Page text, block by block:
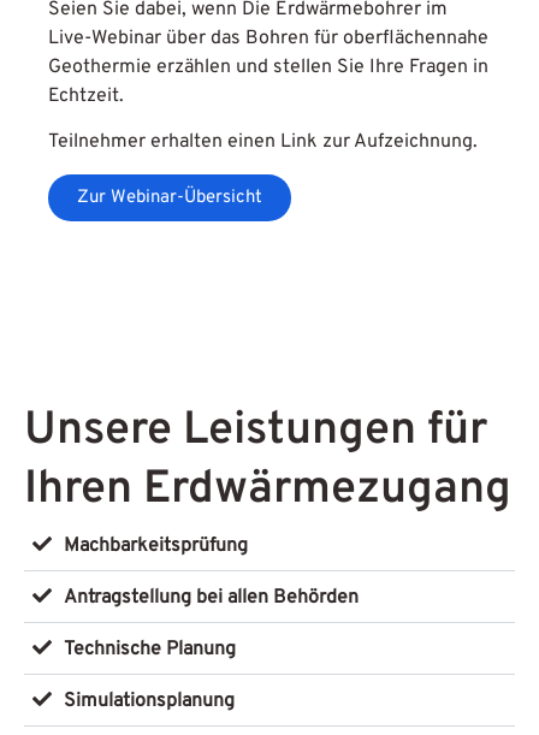
Seien Sie dabei, wenn Die Erdwärmebohrer im
Live-Webinar über das Bohren für oberflächennahe
Geothermie erzählen und stellen Sie Ihre Fragen in
Echtzeit.
Teilnehmer erhalten einen Link zur Aufzeichnung.
Zur Webinar-Übersicht
Unsere Leistungen für
Ihren Erdwärmezugang
Machbarkeitsprüfung
Antragstellung bei allen Behörden
Technische Planung
Simulationsplanung